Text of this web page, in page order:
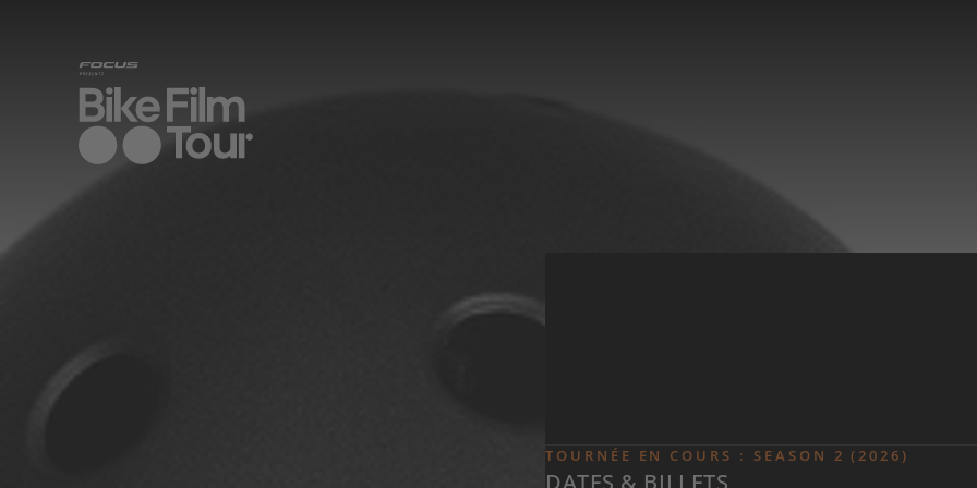
TOURNÉE EN COURS : SEASON 2 (2026)
DATES & BILLETS